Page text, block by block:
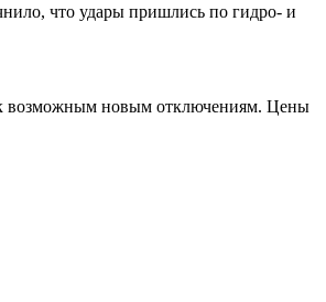
что удары пришлись по гидро- и
к возможным новым отключениям. Цены